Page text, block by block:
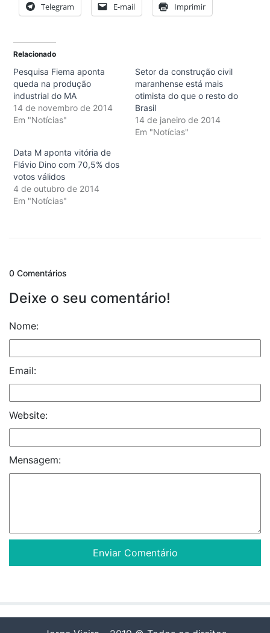
Telegram E-mail Imprimir
Relacionado
Pesquisa Fiema aponta
queda na produção
industrial do MA
14 de novembro de 2014
Em "Notícias"
Setor da construção civil
maranhense está mais
otimista do que o resto do
Brasil
14 de janeiro de 2014
Em "Notícias"
Data M aponta vitória de
Flávio Dino com 70,5% dos
votos válidos
4 de outubro de 2014
Em "Notícias"
0 Comentários
Deixe o seu comentário!
Nome:
Email:
Website:
Mensagem: